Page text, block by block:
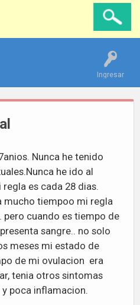
Ingresar
Nunca he tenido
he ido al
es cada 28 dias.
mucho tiempoo mi regla
pero cuando es tiempo de
sangre.. no solo
meses mi estado de
de mi ovulacion era
tenia otros sintomas
poca inflamacion.